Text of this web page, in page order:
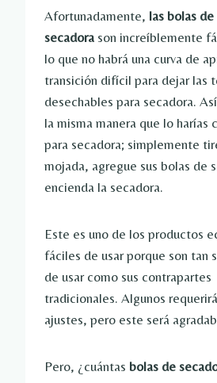
Afortunadamente, las bolas de
secadora son increíblemente
lo que no habrá una curva de
transición difícil para dejar las
desechables para secadora.
la misma manera que lo harías
para secadora; simplemente
mojada, agregue sus bolas de
encienda la secadora.
Este es uno de los productos
fáciles de usar porque son tan
de usar como sus contrapartes
tradicionales. Algunos
ajustes, pero este será
Pero, ¿cuántas bolas de